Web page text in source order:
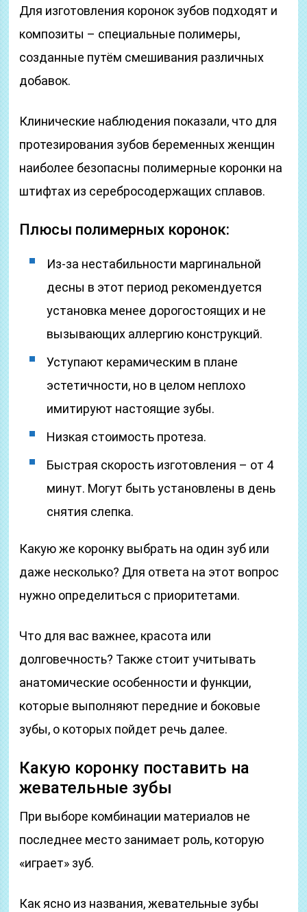
Для изготовления коронок зубов подходят и
композиты – специальные полимеры,
созданные путём смешивания различных
добавок.
Клинические наблюдения показали, что для
протезирования зубов беременных женщин
наиболее безопасны полимерные коронки на
штифтах из серебросодержащих сплавов.
Плюсы полимерных коронок:
Из-за нестабильности маргинальной
десны в этот период рекомендуется
установка менее дорогостоящих и не
вызывающих аллергию конструкций.
Уступают керамическим в плане
эстетичности, но в целом неплохо
имитируют настоящие зубы.
Низкая стоимость протеза.
Быстрая скорость изготовления – от 4
минут. Могут быть установлены в день
снятия слепка.
Какую же коронку выбрать на один зуб или
даже несколько? Для ответа на этот вопрос
нужно определиться с приоритетами.
Что для вас важнее, красота или
долговечность? Также стоит учитывать
анатомические особенности и функции,
которые выполняют передние и боковые
зубы, о которых пойдет речь далее.
Какую коронку поставить на
жевательные зубы
При выборе комбинации материалов не
последнее место занимает роль, которую
«играет» зуб.
Как ясно из названия, жевательные зубы